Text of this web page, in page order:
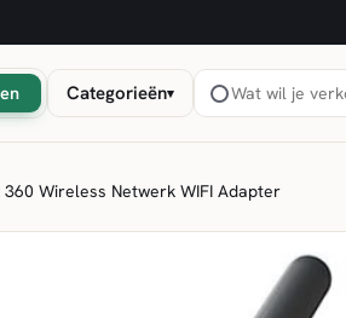
Categorieën▾
360 Wireless Netwerk WIFI Adapter